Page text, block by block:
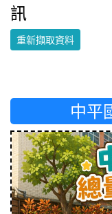
訊
重新擷取資料
中平